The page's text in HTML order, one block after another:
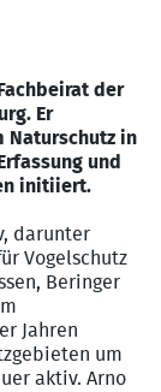
der
Er
Naturschutz in
und
initiiert.
darunter
Vogelschutz
Beringer
Jahren
um
aktiv. Arno